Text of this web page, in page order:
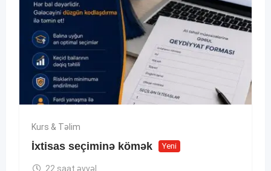
Kurs & Təlim
İxtisas seçiminə kömək Yeni
22 saat əvvəl